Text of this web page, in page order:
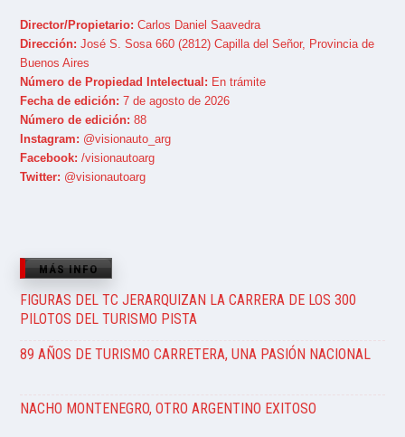
Director/Propietario: Carlos Daniel Saavedra
Dirección: José S. Sosa 660 (2812) Capilla del Señor, Provincia de
Buenos Aires
Número de Propiedad Intelectual: En trámite
Fecha de edición: 7 de agosto de 2026
Número de edición: 88
Instagram: @visionauto_arg
Facebook: /visionautoarg
Twitter: @visionautoarg
MÁS INFO
FIGURAS DEL TC JERARQUIZAN LA CARRERA DE LOS 300
PILOTOS DEL TURISMO PISTA
89 AÑOS DE TURISMO CARRETERA, UNA PASIÓN NACIONAL
NACHO MONTENEGRO, OTRO ARGENTINO EXITOSO